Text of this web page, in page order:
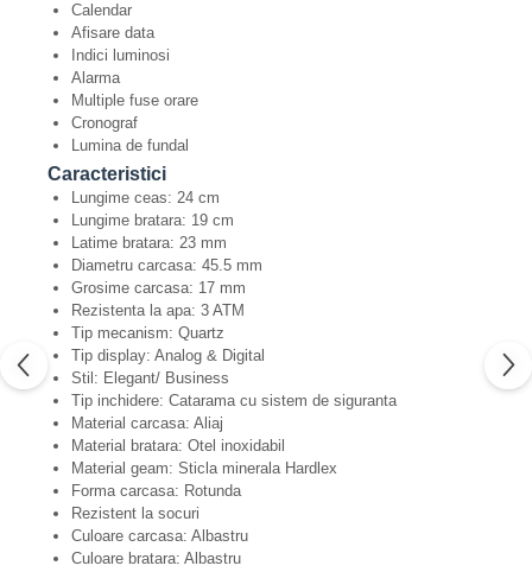
Calendar
Afisare data
Indici luminosi
Alarma
Multiple fuse orare
Cronograf
Lumina de fundal
Caracteristici
Lungime ceas: 24 cm
Lungime bratara: 19 cm
Latime bratara: 23 mm
Diametru carcasa: 45.5 mm
Grosime carcasa: 17 mm
Rezistenta la apa: 3 ATM
Tip mecanism: Quartz
Tip display: Analog & Digital
Stil: Elegant/ Business
Tip inchidere: Catarama cu sistem de siguranta
Material carcasa: Aliaj
Material bratara: Otel inoxidabil
Material geam: Sticla minerala Hardlex
Forma carcasa: Rotunda
Rezistent la socuri
Culoare carcasa: Albastru
Culoare bratara: Albastru